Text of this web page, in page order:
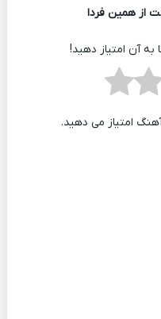
از همین فردا
آن امتیاز دهید!
امتیاز می دهید.